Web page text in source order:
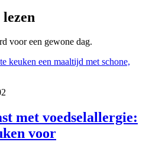
voor een gewone dag.
met voedselallergie:
voor